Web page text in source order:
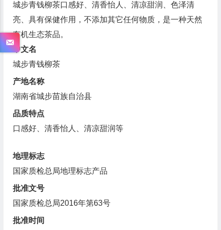
城步青钱柳茶口感好、清香怡人、清凉甜润、色泽清
亮、具有保健作用，不添加其它任何物质，是一种天然
有机生态茶品。
中文名
城步青钱柳茶
产地名称
湖南省城步苗族自治县
品质特点
口感好、清香怡人、清凉甜润等
地理标志
国家质检总局地理标志产品
批准文号
国家质检总局2016年第63号
批准时间